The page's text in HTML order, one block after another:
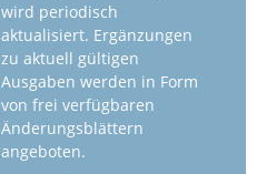
wird periodisch
aktualisiert. Ergänzungen
zu aktuell gültigen
Ausgaben werden in Form
von frei verfügbaren
Änderungsblättern
angeboten.